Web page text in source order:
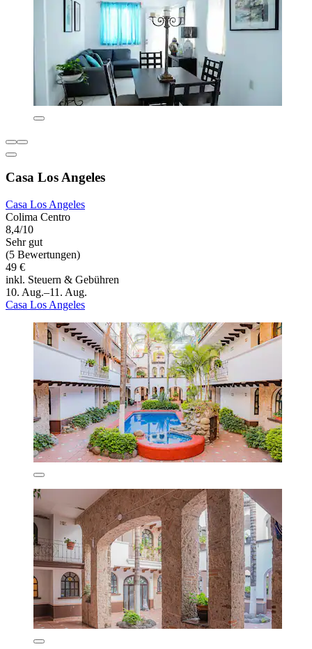
Casa Los Angeles
Casa Los Angeles
Colima Centro
8,4/10
Sehr gut
(5 Bewertungen)
49 €
inkl. Steuern & Gebühren
10. Aug.–11. Aug.
Casa Los Angeles